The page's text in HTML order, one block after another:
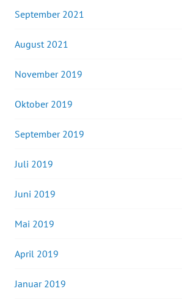
September 2021
August 2021
November 2019
Oktober 2019
September 2019
Juli 2019
Juni 2019
Mai 2019
April 2019
Januar 2019